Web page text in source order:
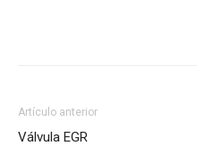
Artículo anterior
Válvula EGR